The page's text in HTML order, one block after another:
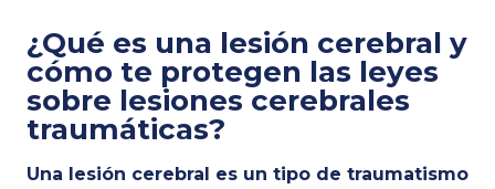
¿Qué es una lesión cerebral y
cómo te protegen las leyes
sobre lesiones cerebrales
traumáticas?
Una lesión cerebral es un tipo de traumatismo